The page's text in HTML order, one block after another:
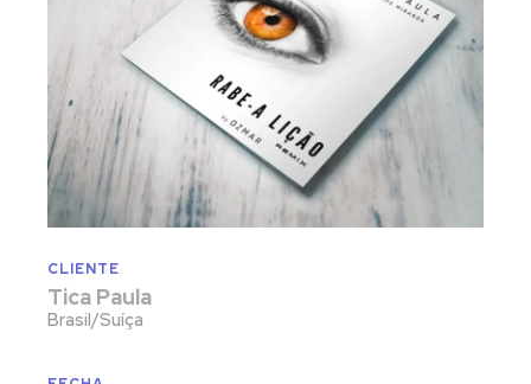
CLIENTE
Tica Paula
Brasil/Suíça